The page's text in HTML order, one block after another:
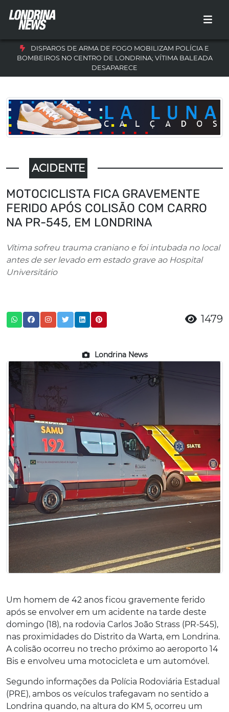
DISPAROS DE ARMA DE FOGO MOBILIZAM POLÍCIA E
BOMBEIROS NO CENTRO DE LONDRINA; VÍTIMA BALEADA
DESAPARECE
ACIDENTE
MOTOCICLISTA FICA GRAVEMENTE
FERIDO APÓS COLISÃO COM CARRO
NA PR-545, EM LONDRINA
Vítima sofreu trauma craniano e foi intubada no local
antes de ser levado em estado grave ao Hospital
Universitário
1479
Londrina News
Um homem de 42 anos ficou gravemente ferido
após se envolver em um acidente na tarde deste
domingo (18), na rodovia Carlos João Strass (PR-545),
nas proximidades do Distrito da Warta, em Londrina.
A colisão ocorreu no trecho próximo ao aeroporto 14
Bis e envolveu uma motocicleta e um automóvel.
Segundo informações da Polícia Rodoviária Estadual
(PRE), ambos os veículos trafegavam no sentido a
Londrina quando, na altura do KM 5, ocorreu um